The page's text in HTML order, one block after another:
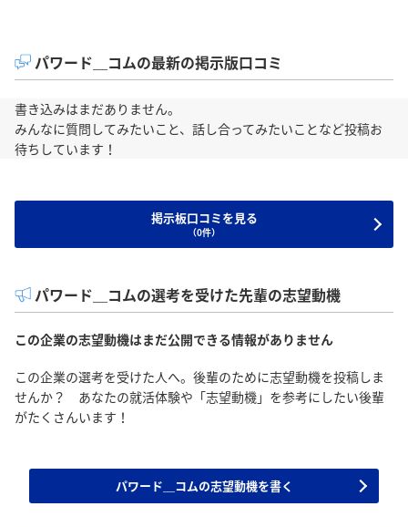
パワード＿コムの最新の掲示版口コミ
書き込みはまだありません。
みんなに質問してみたいこと、話し合ってみたいことなど投稿お
待ちしています！
掲示板口コミを見る
（0件）
パワード＿コムの選考を受けた先輩の志望動機
この企業の志望動機はまだ公開できる情報がありません
この企業の選考を受けた人へ。後輩のために志望動機を投稿しま
せんか？ あなたの就活体験や「志望動機」を参考にしたい後輩
がたくさんいます！
パワード＿コムの志望動機を書く